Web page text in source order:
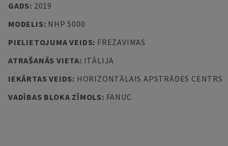
GADS: 2019
MODELIS: NHP 5000
PIELIETOJUMA VEIDS: FREZAVIMAS
ATRAŠANĀS VIETA: ITĀLIJA
IEKĀRTAS VEIDS: HORIZONTĀLAIS APSTRĀDES CENTRS
VADĪBAS BLOKA ZĪMOLS: FANUC